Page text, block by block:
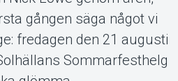
gången säga något vi
fredagen den 21 augusti
Sommarfesthelg